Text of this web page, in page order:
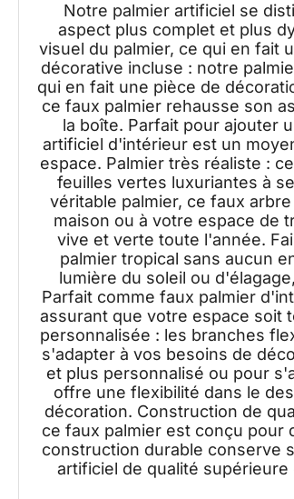
Notre palmier artificiel se
aspect plus complet et plus
visuel du palmier, ce qui en fait
décorative incluse : notre
qui en fait une pièce de
ce faux palmier rehausse son
la boîte. Parfait pour ajouter
artificiel d'intérieur est un
espace. Palmier très réaliste :
feuilles vertes luxuriantes à
véritable palmier, ce faux
maison ou à votre espace de
vive et verte toute l'année.
palmier tropical sans aucun
lumière du soleil ou
Parfait comme faux palmier
assurant que votre espace soit
personnalisée : les branches
s'adapter à vos besoins de
et plus personnalisé ou pour
offre une flexibilité dans le
décoration. Construction de
ce faux palmier est conçu pour
construction durable conserve
artificiel de qualité